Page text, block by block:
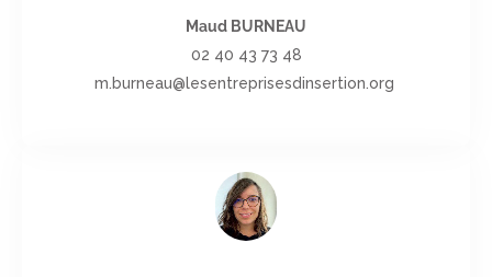
Maud BURNEAU
02 40 43 73 48
m.burneau@lesentreprisesdinsertion.org